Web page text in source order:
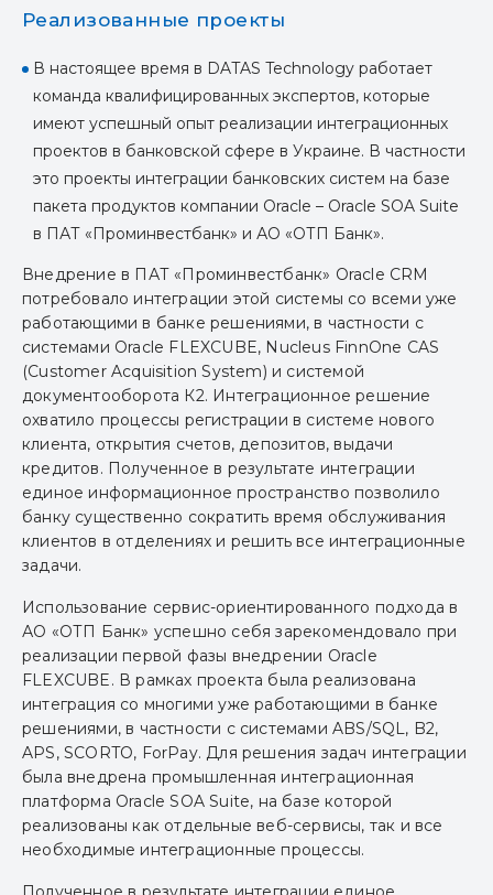
Реализованные проекты
В настоящее время в DATAS Technology работает
команда квалифицированных экспертов, которые
имеют успешный опыт реализации интеграционных
проектов в банковской сфере в Украине. В частности
это проекты интеграции банковских систем на базе
пакета продуктов компании Oracle – Oracle SOA Suite
в ПАТ «Проминвестбанк» и АO «ОТП Банк».
Внедрение в ПАТ «Проминвестбанк» Oracle CRM
потребовало интеграции этой системы со всеми уже
работающими в банке решениями, в частности с
системами Oracle FLEXCUBE, Nucleus FinnOne CAS
(Customer Acquisition System) и системой
документооборота К2. Интеграционное решение
охватило процессы регистрации в системе нового
клиента, открытия счетов, депозитов, выдачи
кредитов. Полученное в результате интеграции
единое информационное пространство позволило
банку существенно сократить время обслуживания
клиентов в отделениях и решить все интеграционные
задачи.
Использование сервис-ориентированного подхода в
АO «ОТП Банк» успешно себя зарекомендовало при
реализации первой фазы внедрении Oracle
FLEXCUBE. В рамках проекта была реализована
интеграция со многими уже работающими в банке
решениями, в частности с системами ABS/SQL, B2,
APS, SCORTO, ForPay. Для решения задач интеграции
была внедрена промышленная интеграционная
платформа Oracle SOA Suite, на базе которой
реализованы как отдельные веб-сервисы, так и все
необходимые интеграционные процессы.